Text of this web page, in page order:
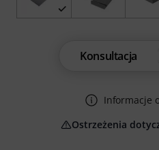
Konsultacja
Informacje
Ostrzeżenia